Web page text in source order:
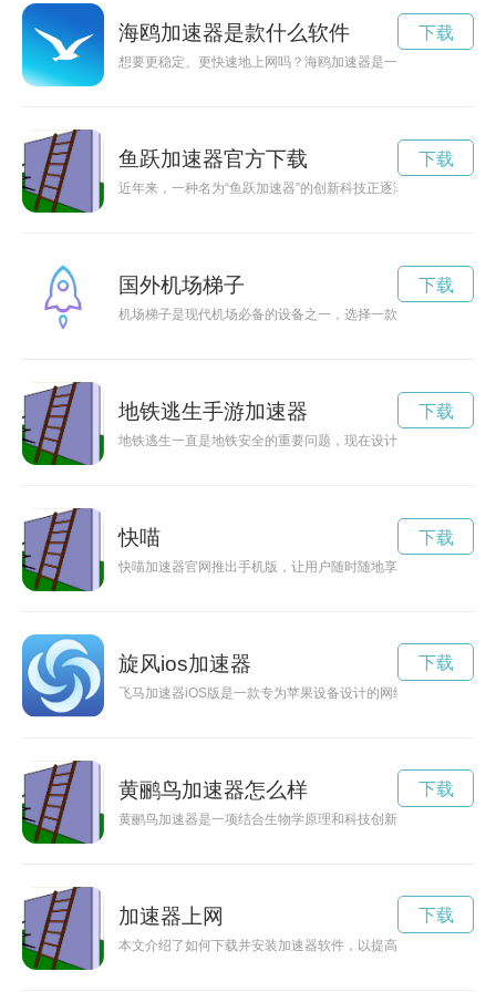
海鸥加速器是款什么软件
想要更稳定、更快速地上网吗？海鸥加速器是一款专为安卓用
下载
鱼跃加速器官方下载
近年来，一种名为“鱼跃加速器”的创新科技正逐渐崭露头角，
下载
国外机场梯子
机场梯子是现代机场必备的设备之一，选择一款好的机场梯子
下载
地铁逃生手游加速器
地铁逃生一直是地铁安全的重要问题，现在设计出了一种创新
下载
快喵
快喵加速器官网推出手机版，让用户随时随地享受高速加速网络
下载
旋风ios加速器
飞马加速器iOS版是一款专为苹果设备设计的网络加速工具，
下载
黄鹂鸟加速器怎么样
黄鹂鸟加速器是一项结合生物学原理和科技创新的新型装置，
下载
加速器上网
本文介绍了如何下载并安装加速器软件，以提高上网速度并保护
下载